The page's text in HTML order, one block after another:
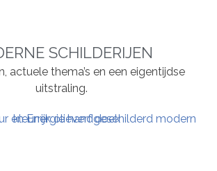
SCHILDERIJEN
actuele thema’s en een eigentijdse
uitstraling.